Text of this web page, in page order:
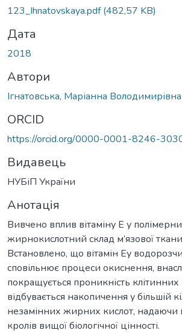
123_Ihnatovskaya.pdf(482,57 KB)
Дата
2018
Автори
Ігнатовська, Маріанна Володимирівна
ORCID
https://orcid.org/0000-0001-8246-
Видавець
НУБіП України
Анотація
Вивчено вплив вітаміну Е у
жирнокислотний склад м’язової
Встановлено, що вітамін Еу
сповільнює процеси окиснення,
покращується проникність
відбувається накопичення у більшій
незамінних жирних кислот, надаючи
кролів вищої біологічної цінності.